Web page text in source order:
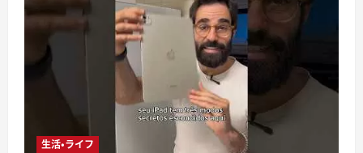
生活・ライフ